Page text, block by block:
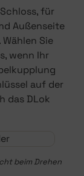
für
Außenseite
Sie
wenn Ihr
auf der
das DLok
beim Drehen